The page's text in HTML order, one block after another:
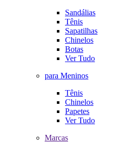
Sandálias
Tênis
Sapatilhas
Chinelos
Botas
Ver Tudo
para Meninos
Tênis
Chinelos
Papetes
Ver Tudo
Marcas